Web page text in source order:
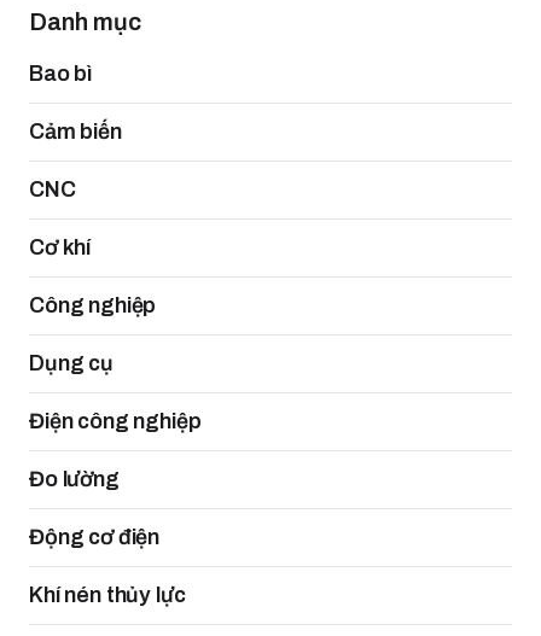
Danh mục
Bao bì
Cảm biến
CNC
Cơ khí
Công nghiệp
Dụng cụ
Điện công nghiệp
Đo lường
Động cơ điện
Khí nén thủy lực